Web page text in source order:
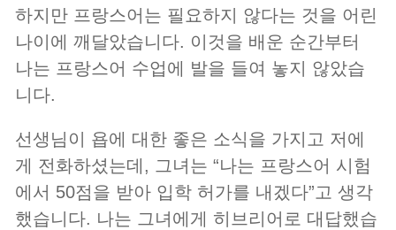
하지만 프랑스어는 필요하지 않다는 것을 어린
나이에 깨달았습니다. 이것을 배운 순간부터
나는 프랑스어 수업에 발을 들여 놓지 않았습
니다.
선생님이 욥에 대한 좋은 소식을 가지고 저에
게 전화하셨는데, 그녀는 “나는 프랑스어 시험
에서 50점을 받아 입학 허가를 내겠다”고 생각
했습니다. 나는 그녀에게 히브리어로 대답했습